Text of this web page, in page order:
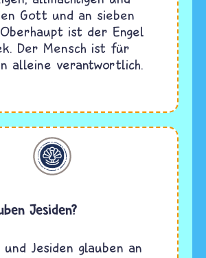
Gott und an sieben
ist der Engel
Der Mensch ist für
alleine verantwortlich.
Jesiden?
und Jesiden glauben an